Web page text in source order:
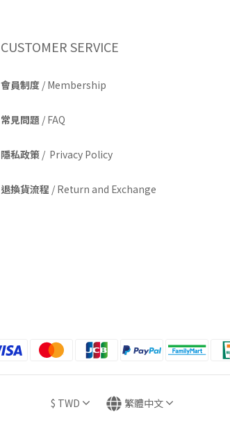
CUSTOMER SERVICE
會員制度 / Membership
常見問題 / FAQ
隱私政策 / Privacy Policy
退換貨流程 / Return and Exchange
$ TWD 繁體中文